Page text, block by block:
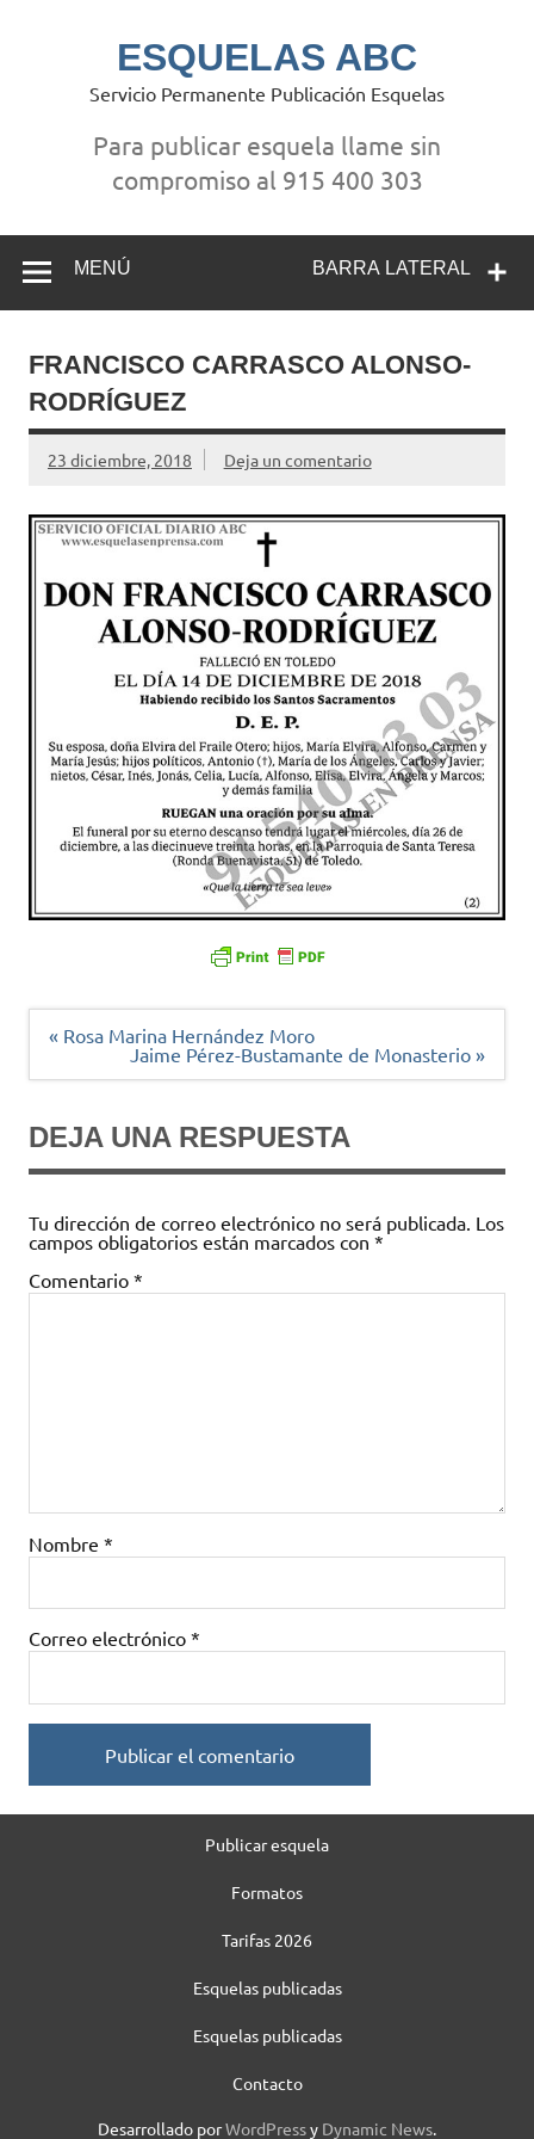
ESQUELAS ABC
Servicio Permanente Publicación Esquelas
Para publicar esquela llame sin
compromiso al 915 400 303
BARRA LATERAL
MENÚ
FRANCISCO CARRASCO ALONSO-
RODRÍGUEZ
23 diciembre, 2018 Deja un comentario
Navegación
« Rosa Marina Hernández Moro
Jaime Pérez-Bustamante de Monasterio »
DEJA UNA RESPUESTA
Tu dirección de correo electrónico no será publicada. Los
campos obligatorios están marcados con *
Comentario *
Nombre *
Correo electrónico *
Publicar esquela
Formatos
Tarifas 2026
Esquelas publicadas
Esquelas publicadas
Contacto
Desarrollado porWordPressy Dynamic News.